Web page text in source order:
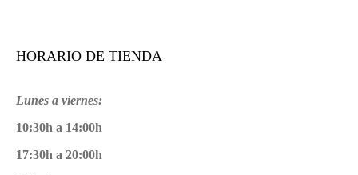
HORARIO DE TIENDA
Lunes a viernes:
10:30h a 14:00h
17:30h a 20:00h